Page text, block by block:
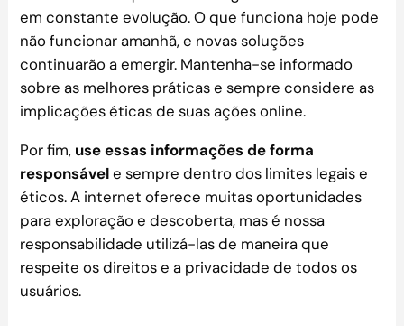
em constante evolução. O que funciona hoje pode
não funcionar amanhã, e novas soluções
continuarão a emergir. Mantenha-se informado
sobre as melhores práticas e sempre considere as
implicações éticas de suas ações online.
Por fim, use essas informações de forma
responsávele sempre dentro dos limites legais e
éticos. A internet oferece muitas oportunidades
para exploração e descoberta, mas é nossa
responsabilidade utilizá-las de maneira que
respeite os direitos e a privacidade de todos os
usuários.